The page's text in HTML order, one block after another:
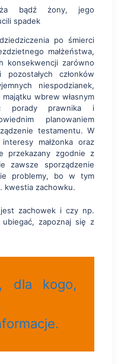
bądź żony, jego
spadek
po śmierci
małżeństwa,
konsekwencji zarówno
członków
niespodzianek,
wbrew własnym
porady prawnika i
planowaniem
testamentu. W
małżonka oraz
przekazany zgodnie z
zawsze sporządzenie
problemy, bo w tym
kwestia zachowku.
zachowek i czy np.
zapoznaj się z
dla kogo,